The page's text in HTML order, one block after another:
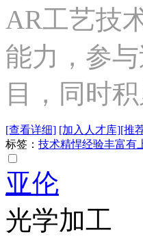
AR工艺技
能力，参
目，同时
[查看详细] [加入人才库][推
标签： 技术精悍经验丰富有
亚伦
光学加工